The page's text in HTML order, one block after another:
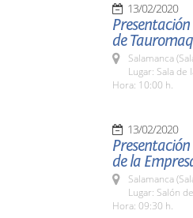
13/02/2020
de
Salamanca
Lugar: Sala de
Hora: 10:00 h.
13/02/2020
de la
Salamanca
Lugar: Salón
Hora: 09:30 h.